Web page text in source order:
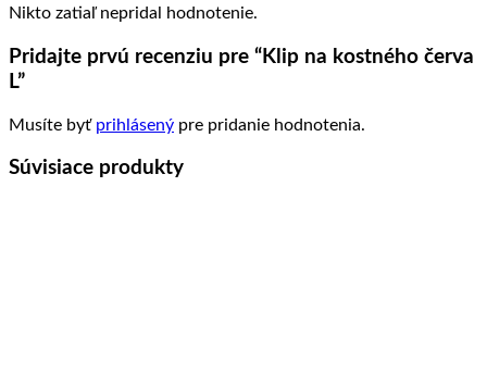
Nikto zatiaľ nepridal hodnotenie.
Pridajte prvú recenziu pre “Klip na kostného červa
L”
Musíte byť prihlásený pre pridanie hodnotenia.
Súvisiace produkty